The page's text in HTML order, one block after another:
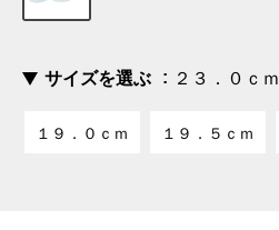
サイズを選ぶ ２３．０ｃｍ
１９．０ｃｍ １９．５ｃｍ